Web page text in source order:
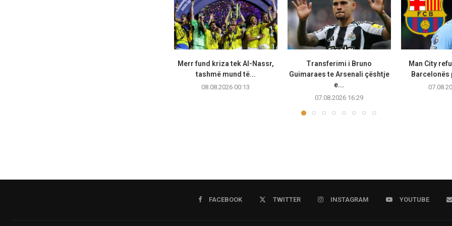
Merr fund kriza tek Al-Nassr,
tashmë mund të...
08.08.2026 00:13
Transferimi i Bruno
Guimaraes te Arsenali çështje
e...
07.08.2026 16:29
Man City
Barcelonës
FACEBOOK TWITTER INSTAGRAM YOUTUBE